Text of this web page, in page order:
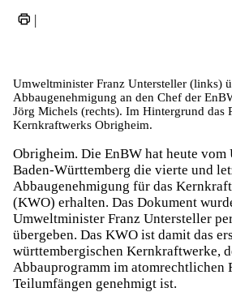
|
Umweltminister Franz Untersteller (links)
Abbaugenehmigung an den Chef der
Jörg Michels (rechts). Im Hintergrund das
Kernkraftwerks Obrigheim.
Obrigheim. Die EnBW hat heute
Baden-Württemberg die vierte und
Abbaugenehmigung für das
(KWO) erhalten. Das Dokument
Umweltminister Franz Untersteller
übergeben. Das KWO ist damit das
württembergischen Kernkraftwerke,
Abbauprogramm im atomrechtlichen
Teilumfängen genehmigt ist.